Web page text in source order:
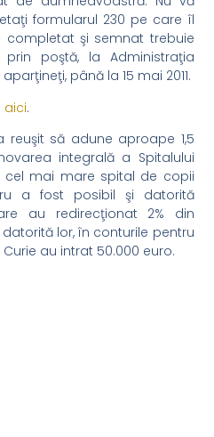
formularul 230 pe care îl
completat şi semnat trebuie
poştă, la Administraţia
până la 15 mai 2011.
aici.
reuşit să adune aproape 1,5
integrală a Spitalului
cel mai mare spital de copii
a fost posibil şi datorită
au redirecţionat 2% din
datorită lor, în conturile pentru
au intrat 50.000 euro.